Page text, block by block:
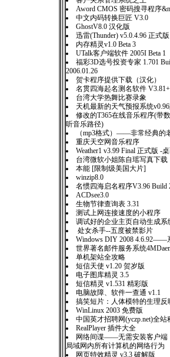
Aword CMOS 密码搜寻程序
中文内码转换巨匠 V3.0
GhostV8.0 汉化版
迅雷(Thunder) v5.0.4.96 正式版
内存精灵v1.0 Beta 3
UTalk客户端软件 2005I Beta 1
福彩3D选号投资专家 1.701
2006.01.26
贺卡程序提供下载（汉化）
名贯四海起名测名软件
台湾大学热舞比赛录象
天机最新的天气预报系统
修改的T365在线音乐程序(带
听音乐路径)
（mp3格式）——非常经典的
重庆天空网音乐程序
Weather1 v3.99 Final 正式版 -
台湾微软小姐陈自瑶写真下载
本能 [限制级美国大片]
winzip8.0
名惯四海启名程序V3.96 Build
ACDsee3.0
生物节律查询表 3.31
测试上网连接速度的小程序
调试好的企业主页自动生成系
处女杀手--五度被禁影片
Windows DIY 2008 4.6.92——
世界著名邮件服务系统
单机架站全攻略
短信天使 v1.20 贺岁版
电子图库精灵 3.5
短信精灵 v1.531 精彩版
电脑故障、软件一查通 v1.1
搞笑短片：人体模特的生理反
WinLinux 2003 免费版
中国英才招聘网(yczp.net)全站
RealPlayer 插件大全
网络间谍——无需安装客户端
局域网内所有计算机的网络行为
网页特效精灵 v3.3 破解版